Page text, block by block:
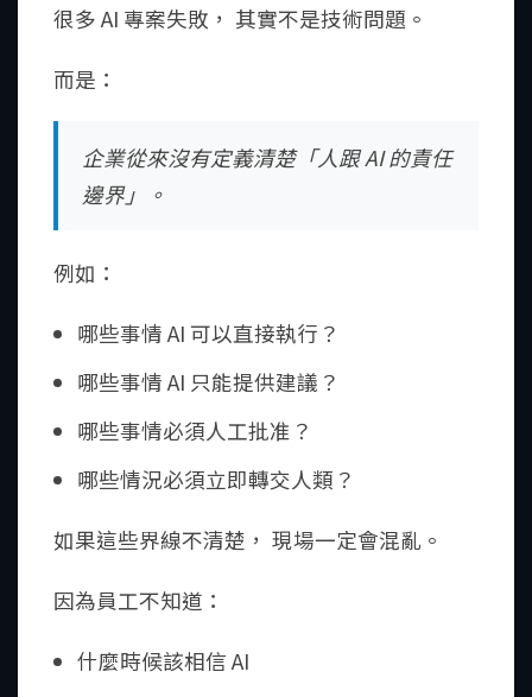
很多 AI 專案失敗， 其實不是技術問題。
而是：
企業從來沒有定義清楚「人跟 AI 的責任
邊界」。
例如：
哪些事情 AI 可以直接執行？
哪些事情 AI 只能提供建議？
哪些事情必須人工批准？
哪些情況必須立即轉交人類？
如果這些界線不清楚， 現場一定會混亂。
因為員工不知道：
什麼時候該相信 AI